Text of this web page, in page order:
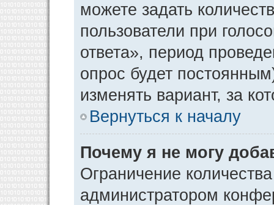
можете задать
пользователи при
ответа», период
опрос будет
изменять вариант, за
Вернуться к началу
Почему я не могу
Ограничение
администратором